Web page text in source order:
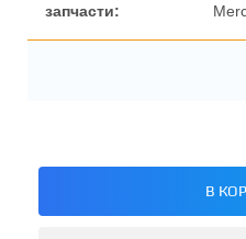
запчасти:
В